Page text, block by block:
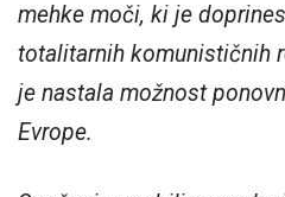
mehke moči, ki je
totalitarnih komunističnih
je nastala možnost
Evrope.